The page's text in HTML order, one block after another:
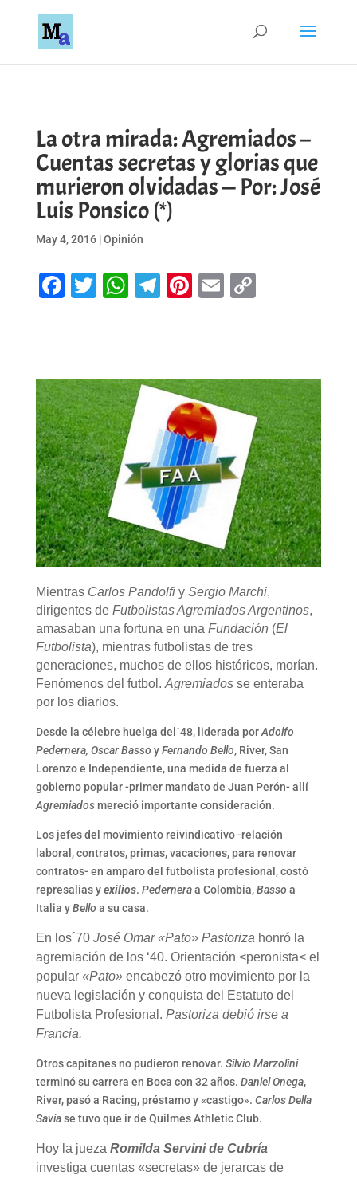
La otra mirada: Agremiados –
Cuentas secretas y glorias que
murieron olvidadas — Por: José
Luis Ponsico (*)
May 4, 2016|Opinión
Facebook
Twitter
WhatsApp
Telegram
Pinterest
EmailCopy
Mientras Carlos Pandolfiy Sergio Marchi,
dirigentes de Futbolistas Agremiados Argentinos,
amasaban una fortuna en una Fundación (El
Futbolista), mientras futbolistas de tres
generaciones, muchos de ellos históricos, morían.
Fenómenos del futbol.Agremiadosse enteraba
por los diarios.
Desde la célebre huelga del´48, liderada porAdolfo
Pedernera, Oscar Basso yFernando Bello, River, San
Lorenzo e Independiente, una medida de fuerza al
gobierno popular -primer mandato de Juan Perón- allí
Agremiadosmereció importante consideración.
Los jefes del movimiento reivindicativo -relación
laboral, contratos, primas, vacaciones, para renovar
contratos- en amparo del futbolista profesional, costó
represalias yexilios. Pederneraa Colombia,Basso a
Italia yBello a su casa.
En los´70 José Omar «Pato» Pastorizahonró la
agremiación de los ‘40. Orientación <peronista< el
popular «Pato»encabezó otro movimiento por la
nueva legislación y conquista del Estatuto del
Futbolista Profesional. Pastoriza debió irse a
Francia.
Otros capitanes no pudieron renovar. Silvio Marzolini
terminó su carrera en Boca con 32 años. Daniel Onega,
River, pasó a Racing, préstamo y «castigo». Carlos Della
Saviase tuvo que ir de Quilmes Athletic Club.
Hoy la jueza Romilda Servini de Cubría
investiga cuentas «secretas» de jerarcas de